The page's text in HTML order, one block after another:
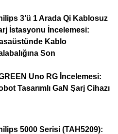
3’ü 1 Arada Qi Kablosuz
İstasyonu İncelemesi:
Kablo
Son
Uno RG İncelemesi:
Tasarımlı GaN Şarj Cihazı
5000 Serisi (TAH5209):